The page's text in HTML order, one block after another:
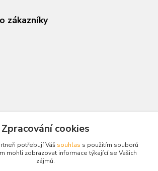
zákazníky
406
Zpracování cookies
potřebují Váš souhlas s použitím souborů
mohli zobrazovat informace týkající se Vašich
zájmů.